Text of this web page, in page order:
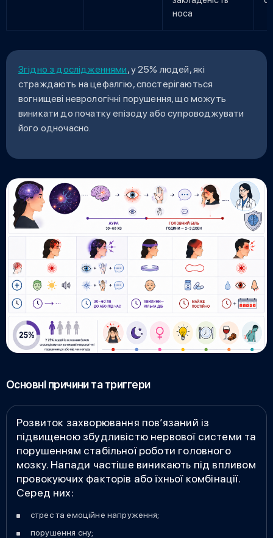
носа
Згідно з дослідженнями, у 25% людей, які
страждають на цефалгію, спостерігаються
вогнищеві неврологічні порушення, що можуть
виникати до початку епізоду або супроводжувати
його одночасно.
Основні причини та триггери
Розвиток захворювання пов’язаний із
підвищеною збудливістю нервової системи та
порушенням стабільної роботи головного
мозку. Напади частіше виникають під впливом
провокуючих факторів або їхньої комбінації.
Серед них:
стрес та емоційне напруження;
порушення сну;